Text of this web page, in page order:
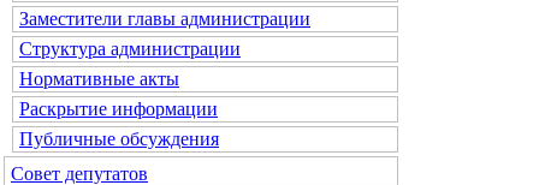
Заместители главы администрации
Структура администрации
Нормативные акты
Раскрытие информации
Публичные обсуждения
Совет депутатов